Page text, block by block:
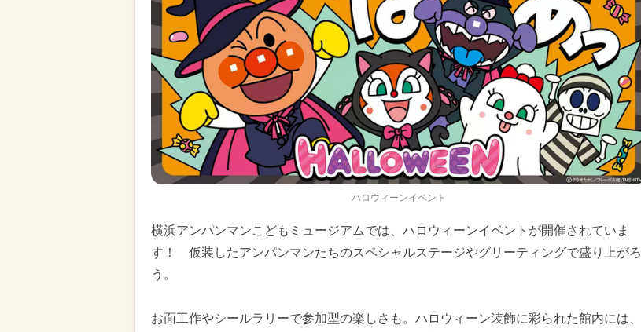
ハロウィーンイベント
横浜アンパンマンこどもミュージアムでは、ハロウィーンイベントが開催されていま
す！ 仮装したアンパンマンたちのスペシャルステージやグリーティングで盛り上がろ
う。
お面工作やシールラリーで参加型の楽しさも。ハロウィーン装飾に彩られた館内には、